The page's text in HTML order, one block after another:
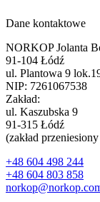
Dane kontaktowe
NORKOP Jolanta
91-104 Łódź
ul. Plantowa 9
NIP: 7261067538
Zakład:
ul. Kaszubska 9
91-315 Łódź
(zakład
+48 604 498 244
+48 604 803 858